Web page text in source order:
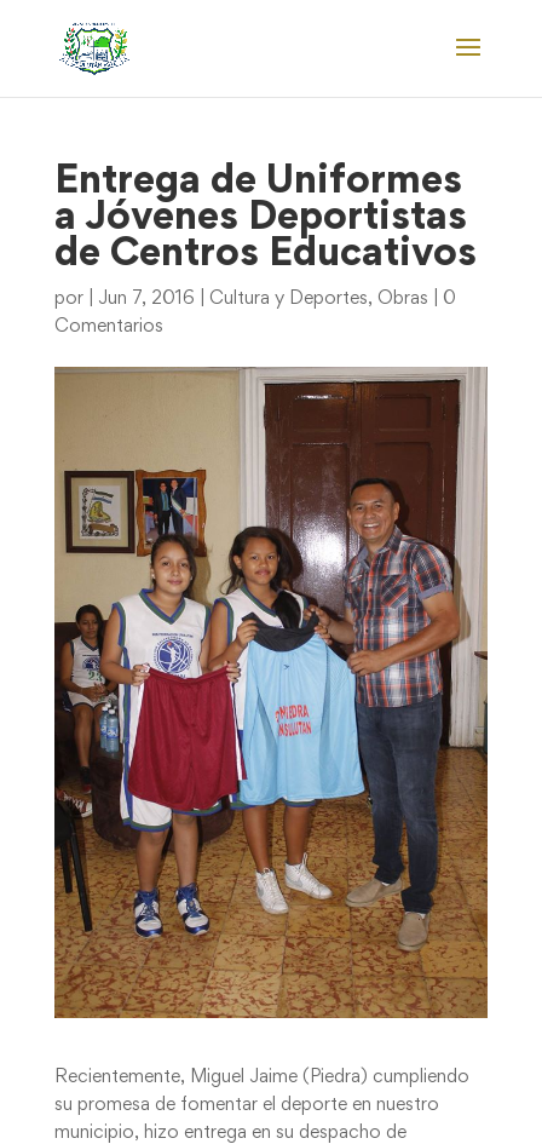
Entrega de Uniformes
a Jóvenes Deportistas
de Centros Educativos
por Jun 7, 2016 Cultura y Deportes, Obras
0
Comentarios
Recientemente, Miguel Jaime (Piedra) cumpliendo
su promesa de fomentar el deporte en nuestro
municipio, hizo entrega en su despacho de